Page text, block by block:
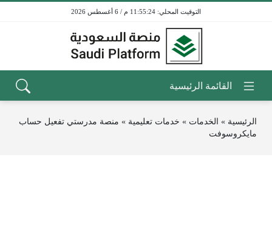
11:55:24 م / 6 أغسطس 2026
الرئيسية » الخدمات » خدمات تعليمية » منصة مدرستي تفعيل حساب
مايكروسوفت